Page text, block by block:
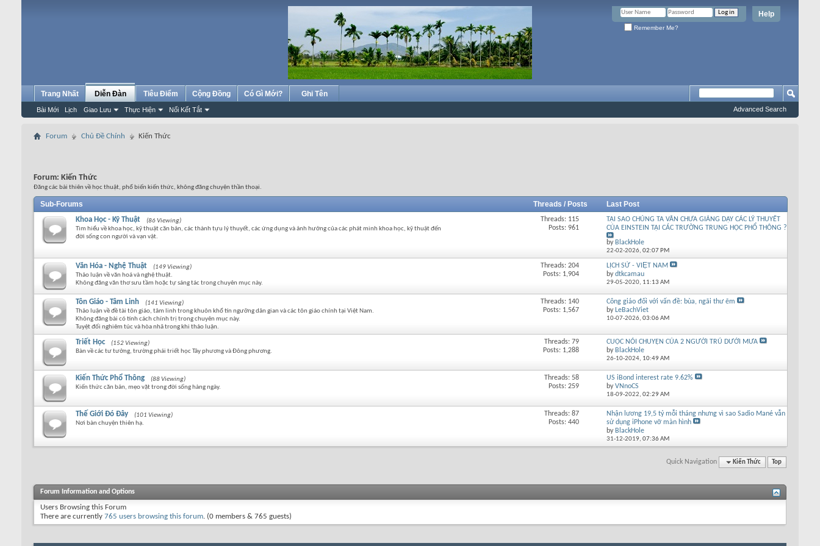
Help
Remember Me?
Trang Nhất Diễn Đàn
Bài Mới Lịch Giao Lưu Thực Hiện Nối Kết Tắt
Tiêu Điểm Cộng Đồng Có Gì Mới? Ghi Tên
Advanced Search
Forum Chủ Đề Chính Kiến Thức
Forum: Kiến Thức
Đăng các bài thiên về học thuật, phổ biến kiến thức, không đăng chuyện thần thoại.
Sub-Forums Threads / Posts Last Post
Khoa Học - Kỹ Thuật
(86 Viewing)
Tìm hiểu về khoa học, kỹ thuật căn bản, các thành tựu lý thuyết, các ứng dụng và ảnh hưởng của các phát minh khoa học, kỹ thuật đến
đời sống con người và vạn vật.
Threads: 115
Posts: 961
TẠI SAO CHÚNG TA VẪN CHƯA GIẢNG DẠY CÁC LÝ THUYẾT
CỦA EINSTEIN TẠI CÁC TRƯỜNG TRUNG HỌC PHỔ THÔNG ?
by BlackHole
22-02-2026, 02:07 PM
Văn Hóa - Nghệ Thuật
(149 Viewing)
Thảo luận về văn hoá và nghệ thuật.
Không đăng văn thơ sưu tầm hoặc tự sáng tác trong chuyên mục này.
Threads: 204
Posts: 1,904
LỊCH SỬ - VIỆT NAM
bydtkcamau
29-05-2020, 11:13 AM
Tôn Giáo - Tâm Linh
(141 Viewing)
Thảo luận về đề tài tôn giáo, tâm linh trong khuôn khổ tín ngưỡng dân gian và các tôn giáo chính tại Việt Nam.
Không đăng bài có tính cách chính trị trong chuyên mục này.
Tuyệt đối nghiêm túc và hòa nhã trong khi thảo luận.
Threads: 140
Posts: 1,567
Công giáo đối với vấn đề: bùa, ngãi thư ẽm
by LeBachViet
10-07-2026, 03:06 AM
Triết Học
(152 Viewing)
Bàn về các tư tưởng, trường phái triết học Tây phương và Đông phương.
Threads: 79
Posts: 1,288
CUỘC NÓI CHUYỆN CỦA 2 NGƯỜI TRÚ DƯỚI MƯA
by BlackHole
26-10-2024, 10:49 AM
Kiến Thức Phổ Thông
(88 Viewing)
Kiến thức căn bản, mẹo vặt trong đời sống hàng ngày.
Threads: 58
Posts: 259
US iBond interest rate 9.62%
byVNnoCS
18-09-2022, 02:29 AM
Thế Giới Đó Đây
(101 Viewing)
Nơi bàn chuyện thiên hạ.
Threads: 87
Posts: 440
Nhận lương 19,5 tỷ mỗi tháng nhưng vì sao Sadio Mané vẫn
sử dụng iPhone vỡ màn hình
by BlackHole
31-12-2019, 07:36 AM
Quick Navigation Kiến Thức Top
Forum Information and Options
Users Browsing this Forum
There are currently 765 users browsing this forum. (0 members & 765 guests)